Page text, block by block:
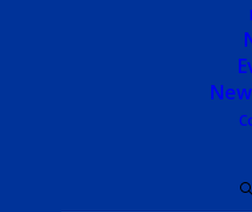
Universidade Técnica